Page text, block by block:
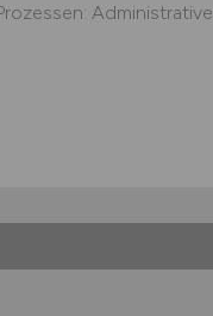
Administrative